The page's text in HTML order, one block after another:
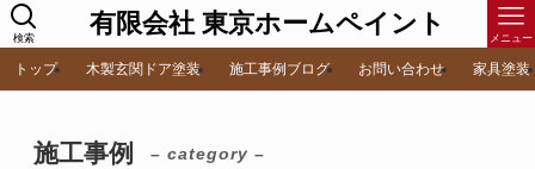
有限会社 東京ホームペイント
検索 メニュー
トップ 木製玄関ドア塗装 施工事例ブログ お問い合わせ 家具塗装
施工事例 – category –